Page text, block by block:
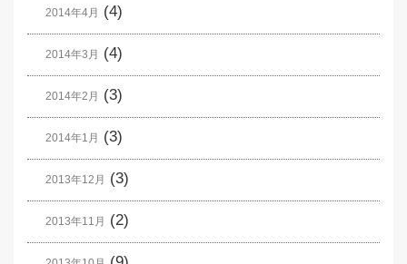
2014年4月 (4)
2014年3月 (4)
2014年2月 (3)
2014年1月 (3)
2013年12月 (3)
2013年11月 (2)